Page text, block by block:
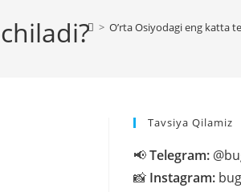
> O’rta Osiyodagi eng katta
Tavsiya Qilamiz
📢Telegram:
📸 Instagram: